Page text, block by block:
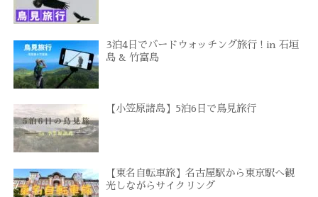
3泊4日でバードウォッチング旅行 ! in 石垣
島 & 竹富島
【小笠原諸島】5泊6日で鳥見旅行
【東名自転車旅】名古屋駅から東京駅へ観
光しながらサイクリング